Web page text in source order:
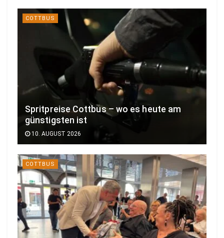
COTTBUS
Spritpreise Cottbus – wo es heute am
günstigsten ist
10. AUGUST 2026
COTTBUS